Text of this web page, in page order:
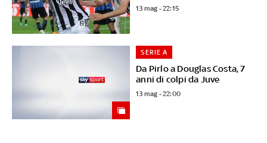
13 mag - 22:15
Da Pirlo a Douglas Costa, 7
anni di colpi da Juve
SERIE A
13 mag - 22:00